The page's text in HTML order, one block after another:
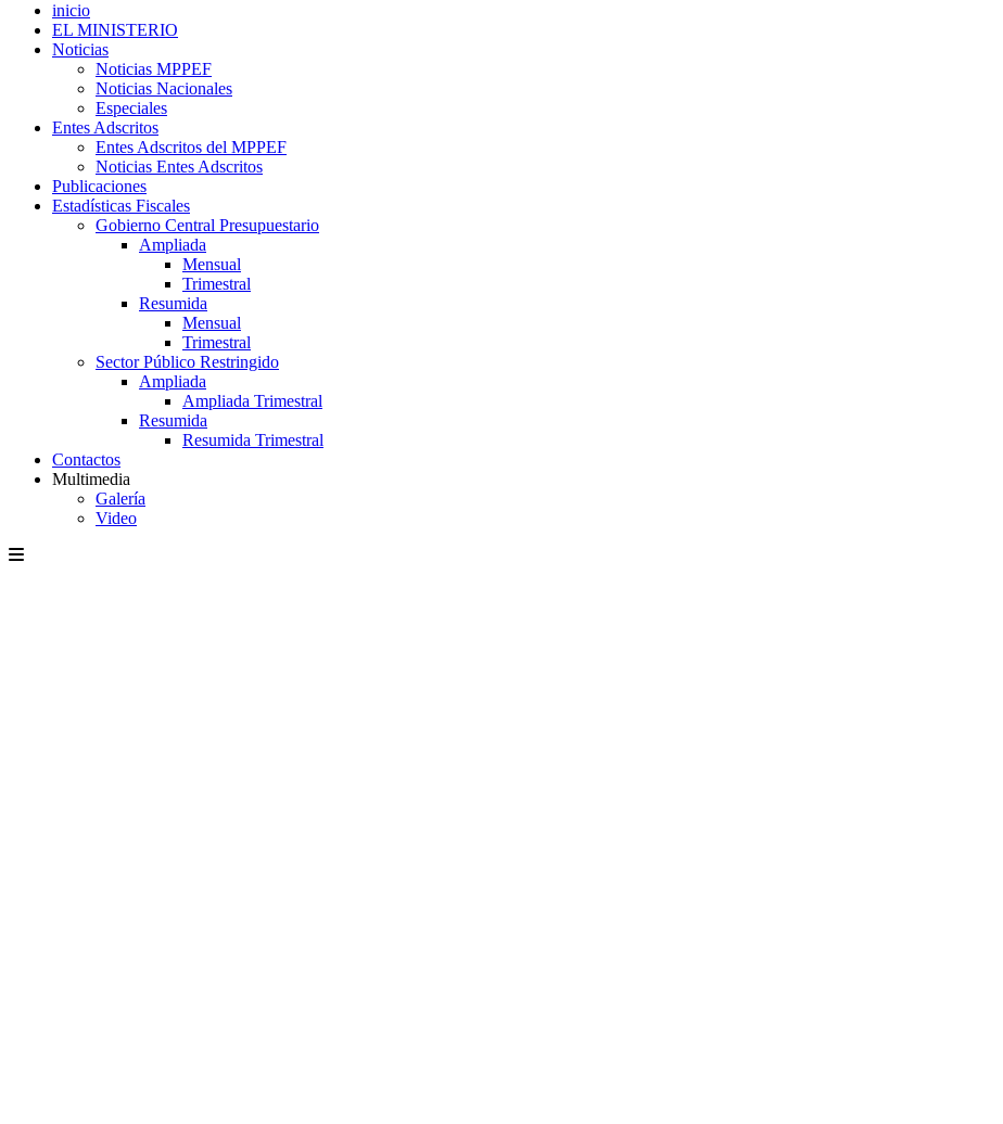
inicio
EL MINISTERIO
Noticias
Noticias MPPEF
Noticias Nacionales
Especiales
Entes Adscritos
Entes Adscritos del MPPEF
Noticias Entes Adscritos
Publicaciones
Estadísticas Fiscales
Gobierno Central Presupuestario
Ampliada
Mensual
Trimestral
Resumida
Mensual
Trimestral
Sector Público Restringido
Ampliada
Ampliada Trimestral
Resumida
Resumida Trimestral
Contactos
Multimedia
Galería
Video